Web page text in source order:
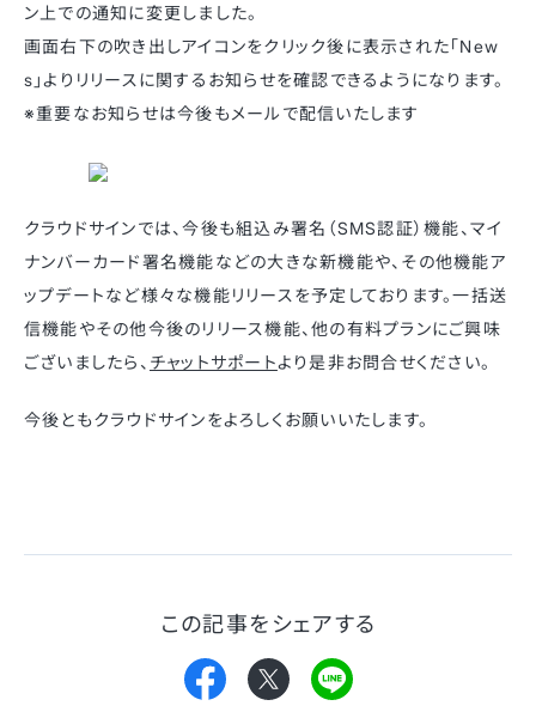
ン上での通知に変更しました。
画面右下の吹き出しアイコンをクリック後に表示された「New
s」よりリリースに関するお知らせを確認できるようになります。
※重要なお知らせは今後もメールで配信いたします
クラウドサインでは、今後も組込み署名（SMS認証）機能、マイ
ナンバーカード署名機能などの大きな新機能や、その他機能ア
ップデートなど様々な機能リリースを予定しております。一括送
信機能やその他今後のリリース機能、他の有料プランにご興味
ございましたら、 チャットサポートより是非お問合せください。
今後ともクラウドサインをよろしくお願いいたします。
この記事をシェアする